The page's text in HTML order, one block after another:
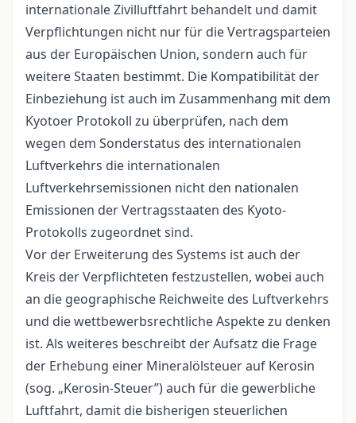
internationale Zivilluftfahrt behandelt und damit
Verpflichtungen nicht nur für die Vertragsparteien
aus der Europäischen Union, sondern auch für
weitere Staaten bestimmt. Die Kompatibilität der
Einbeziehung ist auch im Zusammenhang mit dem
Kyotoer Protokoll zu überprüfen, nach dem
wegen dem Sonderstatus des internationalen
Luftverkehrs die internationalen
Luftverkehrsemissionen nicht den nationalen
Emissionen der Vertragsstaaten des Kyoto-
Protokolls zugeordnet sind.
Vor der Erweiterung des Systems ist auch der
Kreis der Verpflichteten festzustellen, wobei auch
an die geographische Reichweite des Luftverkehrs
und die wettbewerbsrechtliche Aspekte zu denken
ist. Als weiteres beschreibt der Aufsatz die Frage
der Erhebung einer Mineralölsteuer auf Kerosin
(sog. „Kerosin-Steuer”) auch für die gewerbliche
Luftfahrt, damit die bisherigen steuerlichen